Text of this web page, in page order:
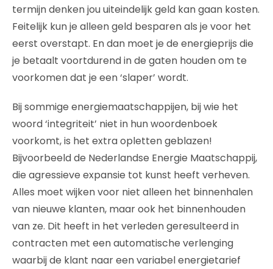
termijn denken jou uiteindelijk geld kan gaan kosten.
Feitelijk kun je alleen geld besparen als je voor het
eerst overstapt. En dan moet je de energieprijs die
je betaalt voortdurend in de gaten houden om te
voorkomen dat je een ‘slaper’ wordt.
Bij sommige energiemaatschappijen, bij wie het
woord ‘integriteit’ niet in hun woordenboek
voorkomt, is het extra opletten geblazen!
Bijvoorbeeld de Nederlandse Energie Maatschappij,
die agressieve expansie tot kunst heeft verheven.
Alles moet wijken voor niet alleen het binnenhalen
van nieuwe klanten, maar ook het binnenhouden
van ze. Dit heeft in het verleden geresulteerd in
contracten met een automatische verlenging
waarbij de klant naar een variabel energietarief